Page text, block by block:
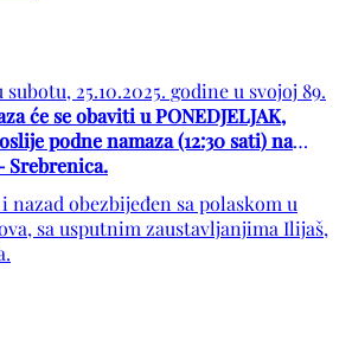
25.10.2025. godine u svojoj 89.
će se obaviti u PONEDJELJAK,
podne namaza (12:30 sati) na
– Srebrenica.
nazad obezbijeđen sa polaskom u
sa usputnim zaustavljanjima Ilijaš,